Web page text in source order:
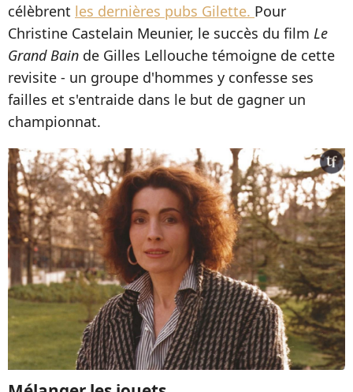
célèbrent les dernières pubs Gilette. Pour
Christine Castelain Meunier, le succès du film Le
Grand Bain de Gilles Lellouche témoigne de cette
revisite - un groupe d'hommes y confesse ses
failles et s'entraide dans le but de gagner un
championnat.